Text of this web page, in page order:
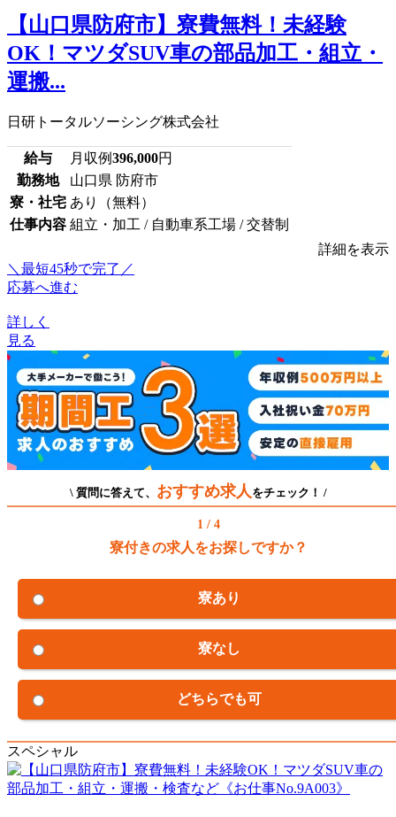
【山口県防府市】寮費無料！未経験
OK！マツダSUV車の部品加工・組立・
運搬...
日研トータルソーシング株式会社
給与 月収例396,000円
勤務地
山口県 防府市
寮・社宅 あり（無料）
仕事内容 組立・加工 / 自動車系工場 / 交替制
詳細を表示
＼最短45秒で完了／
応募へ進む
詳しく
見る
\ 質問に答えて、 おすすめ求人 をチェック！ /
1 / 4
寮付きの求人をお探しですか？
寮あり
寮なし
どちらでも可
スペシャル